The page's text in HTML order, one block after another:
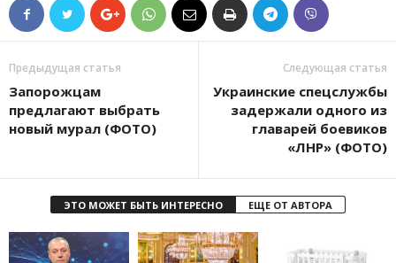
Предыдущая статья
Запорожцам
предлагают выбрать
новый мурал (ФОТО)
Следующая статья
Украинские спецслужбы
задержали одного из
главарей боевиков
«ЛНР» (ФОТО)
ЭТО МОЖЕТ БЫТЬ ИНТЕРЕСНО ЕЩЕ ОТ АВТОРА